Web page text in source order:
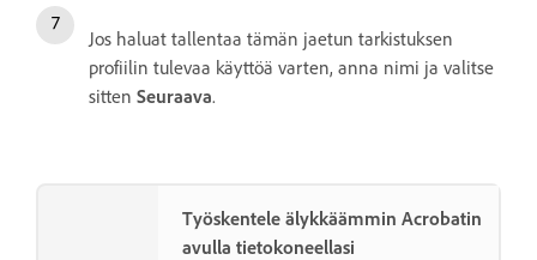
Jos haluat tallentaa tämän jaetun tarkistuksen
profiilin tulevaa käyttöä varten, anna nimi ja valitse
sitten Seuraava.
Työskentele älykkäämmin Acrobatin
avulla tietokoneellasi